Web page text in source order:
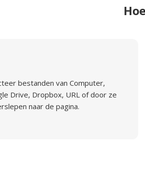
bestanden van Computer,
Drive, Dropbox, URL of door ze
naar de pagina.